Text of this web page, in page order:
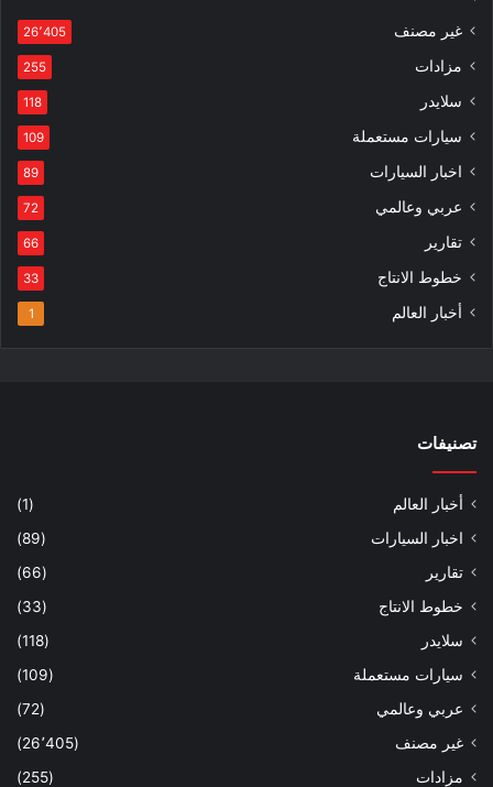
غير مصنف 26٬405
مزادات 255
سلايدر 118
سيارات مستعملة 109
اخبار السيارات 89
عربي وعالمي 72
تقارير 66
خطوط الانتاج 33
أخبار العالم 1
تصنيفات
أخبار العالم
(1)
اخبار السيارات
(89)
تقارير
(66)
خطوط الانتاج
(33)
سلايدر
(118)
سيارات مستعملة
(109)
عربي وعالمي
(72)
غير مصنف
(26٬405)
مزادات
(255)